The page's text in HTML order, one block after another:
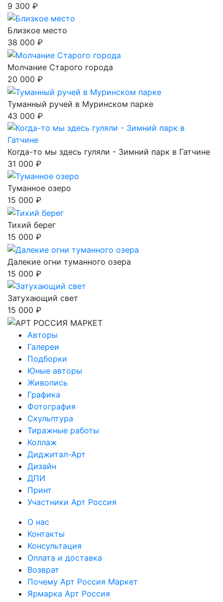
9 300 ₽
Близкое место
38 000 ₽
Молчание Старого города
20 000 ₽
Туманный ручей в Муринском парке
43 000 ₽
Когда-то мы здесь гуляли - Зимний парк в Гатчине
31 000 ₽
Туманное озеро
15 000 ₽
Тихий берег
15 000 ₽
Далекие огни туманного озера
15 000 ₽
Затухающий свет
15 000 ₽
Авторы
Галереи
Подборки
Юные авторы
Живопись
Графика
Фотография
Скульптура
Тиражные работы
Коллаж
Диджитал-Арт
Дизайн
ДПИ
Принт
Участники Арт Россия
О нас
Контакты
Консультация
Оплата и доставка
Возврат
Почему Арт Россия Маркет
Ярмарка Арт Россия